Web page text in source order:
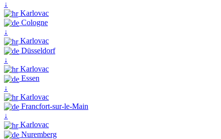
↓
Karlovac
Cologne
↓
Karlovac
Düsseldorf
↓
Karlovac
Essen
↓
Karlovac
Francfort-sur-le-Main
↓
Karlovac
Nuremberg